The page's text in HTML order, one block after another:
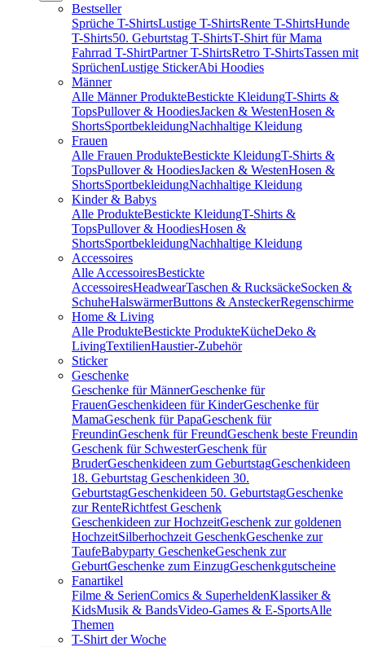
Bestseller
Sprüche T-ShirtsLustige T-ShirtsRente T-ShirtsHunde
T-Shirts50. Geburtstag T-ShirtsT-Shirt für Mama
Fahrrad T-ShirtPartner T-ShirtsRetro T-ShirtsTassen mit
SprüchenLustige StickerAbi Hoodies
Männer
Alle Männer ProdukteBestickte KleidungT-Shirts &
TopsPullover & HoodiesJacken & WestenHosen &
ShortsSportbekleidungNachhaltige Kleidung
Frauen
Alle Frauen ProdukteBestickte KleidungT-Shirts &
TopsPullover & HoodiesJacken & WestenHosen &
ShortsSportbekleidungNachhaltige Kleidung
Kinder & Babys
Alle ProdukteBestickte KleidungT-Shirts &
TopsPullover & HoodiesHosen &
ShortsSportbekleidungNachhaltige Kleidung
Accessoires
Alle AccessoiresBestickte
AccessoiresHeadwearTaschen & RucksäckeSocken &
SchuheHalswärmerButtons & AnsteckerRegenschirme
Home & Living
Alle ProdukteBestickte ProdukteKücheDeko &
LivingTextilienHaustier-Zubehör
Sticker
Geschenke
Geschenke für MännerGeschenke für
FrauenGeschenkideen für KinderGeschenke für
MamaGeschenk für PapaGeschenk für
FreundinGeschenk für FreundGeschenk beste Freundin
Geschenk für SchwesterGeschenk für
BruderGeschenkideen zum GeburtstagGeschenkideen
18. Geburtstag Geschenkideen 30.
GeburtstagGeschenkideen 50. GeburtstagGeschenke
zur RenteRichtfest Geschenk
Geschenkideen zur HochzeitGeschenk zur goldenen
HochzeitSilberhochzeit GeschenkGeschenke zur
TaufeBabyparty GeschenkeGeschenk zur
GeburtGeschenke zum EinzugGeschenkgutscheine
Fanartikel
Filme & SerienComics & SuperheldenKlassiker &
KidsMusik & BandsVideo-Games & E-SportsAlle
Themen
T-Shirt der Woche